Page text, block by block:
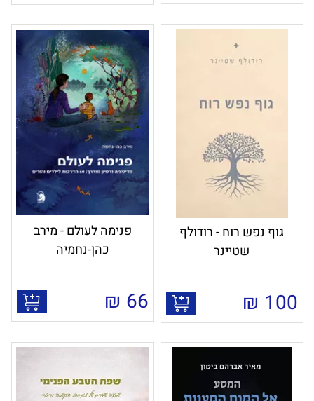
גוף נפש רוח - רודולף
שטיינר
100
₪
פנימה לעולם - מירב
כהן-נחמיה
66
₪